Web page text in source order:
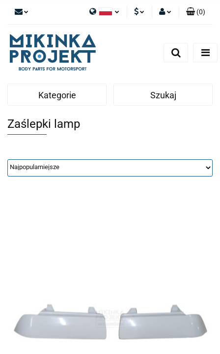
Polski
English
(0)
Kategorie Szukaj
Zaślepki lamp